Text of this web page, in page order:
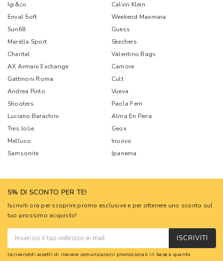
Igi&co
Calvin Klein
Enval Soft
Weekend Maxmara
Sun68
Guess
Marella Sport
Skechers
Chantal
Valentino Bags
AX Armani Exchange
Camore
Gattinoni Roma
Cult
Andrea Pinto
Vueva
Shooters
Paola Ferri
Luciano Barachini
Alma En Pena
Tres Jolie
Geox
Melluso
Inuovo
Samsonite
Ipanema
5% DI SCONTO PER TE!
Iscriviti ora per scoprire promo esclusive e per ottenere uno sconto sul
tuo prossimo acquisto!
ISCRIVITI
Iscrivendoti accetti di ricevere comunicazioni promozionali in base a quanto